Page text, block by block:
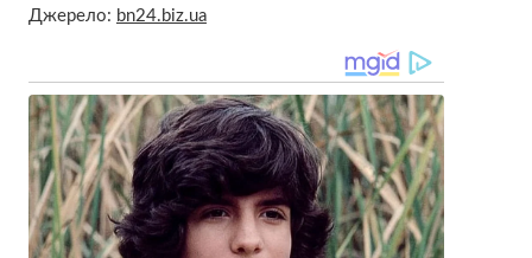
Джерело: bn24.biz.ua